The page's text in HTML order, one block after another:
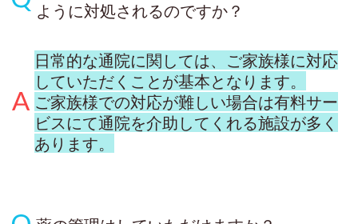
ように対処されるのですか？
日常的な通院に関しては、ご家族様に対応
していただくことが基本となります。
ご家族様での対応が難しい場合は有料サー
ビスにて通院を介助してくれる施設が多く
あります。